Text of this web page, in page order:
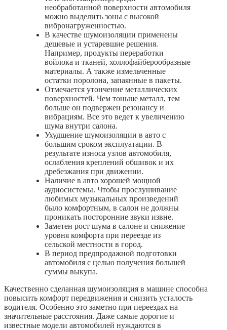
необработанной поверхности автомобиля
можно выделить зоны с высокой
вибронагруженностью.
В качестве шумоизоляции применены
дешевые и устаревшие решения.
Например, продукты переработки
войлока и тканей, холлофайберообразные
материалы. А также измельченные
остатки поролона, запаянные в пакеты.
Отмечается утончение металлических
поверхностей. Чем тоньше металл, тем
больше он подвержен резонансу и
вибрациям. Все это ведет к увеличению
шума внутри салона.
Ухудшение шумоизоляции в авто с
большим сроком эксплуатации. В
результате износа узлов автомобиля,
ослабления креплений обшивок и их
дребезжания при движении.
Наличие в авто хорошей мощной
аудиосистемы. Чтобы прослушивание
любимых музыкальных произведений
было комфортным, в салон не должны
проникать посторонние звуки извне.
Заметен рост шума в салоне и снижение
уровня комфорта при переезде из
сельской местности в город.
В период предпродажной подготовки
автомобиля с целью получения большей
суммы выкупа.
Качественно сделанная шумоизоляция в машине способна
повысить комфорт передвижения и снизить усталость
водителя. Особенно это заметно при переездах на
значительные расстояния. Даже самые дорогие и
известные модели автомобилей нуждаются в